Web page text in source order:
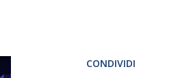
CONDIVIDI